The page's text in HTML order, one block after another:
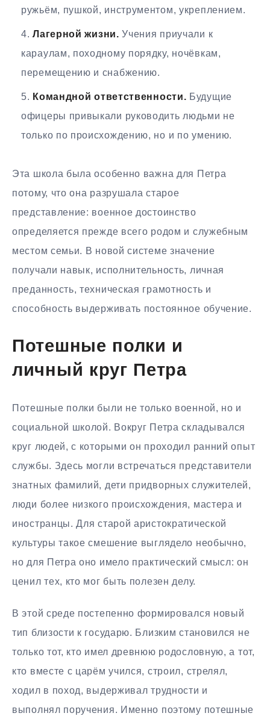
ружьём, пушкой, инструментом, укреплением.
Лагерной жизни. Учения приучали к
караулам, походному порядку, ночёвкам,
перемещению и снабжению.
Командной ответственности. Будущие
офицеры привыкали руководить людьми не
только по происхождению, но и по умению.
Эта школа была особенно важна для Петра
потому, что она разрушала старое
представление: военное достоинство
определяется прежде всего родом и служебным
местом семьи. В новой системе значение
получали навык, исполнительность, личная
преданность, техническая грамотность и
способность выдерживать постоянное обучение.
Потешные полки и
личный круг Петра
Потешные полки были не только военной, но и
социальной школой. Вокруг Петра складывался
круг людей, с которыми он проходил ранний опыт
службы. Здесь могли встречаться представители
знатных фамилий, дети придворных служителей,
люди более низкого происхождения, мастера и
иностранцы. Для старой аристократической
культуры такое смешение выглядело необычно,
но для Петра оно имело практический смысл: он
ценил тех, кто мог быть полезен делу.
В этой среде постепенно формировался новый
тип близости к государю. Близким становился не
только тот, кто имел древнюю родословную, а тот,
кто вместе с царём учился, строил, стрелял,
ходил в поход, выдерживал трудности и
выполнял поручения. Именно поэтому потешные